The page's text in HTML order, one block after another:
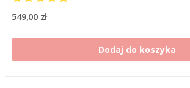
549,00 zł
Dodaj do koszyka